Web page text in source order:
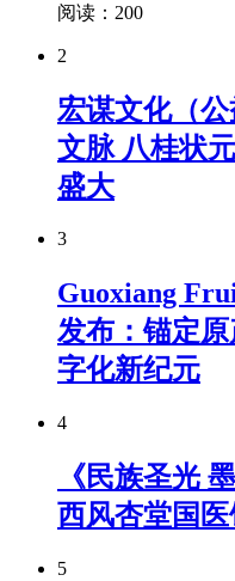
阅读：200
2
宏谋文化（
文脉 八桂状
盛大
3
Guoxiang
发布：锚定
字化新纪元
4
《民族圣光
西风杏堂国
5